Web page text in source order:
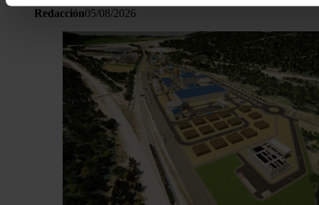
características específicas (huellas digitales)
personales y establezca sus preferencias en lasección de
Puede cambiar o retirar su consentimiento en cualquier
la Declaración de cookies.
Las cookies de este sitio web se usan para personalizar el
y los anuncios, ofrecer funciones de redes sociales y
tráfico. Además, compartimos información sobre el uso que
sitio web con nuestros partners de redes sociales,
análisis web, quienes pueden combinarla con otra
haya proporcionado o que hayan recopilado a partir del uso
Redacción05/08/2026